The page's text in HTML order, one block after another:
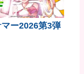
マー2026第3弾